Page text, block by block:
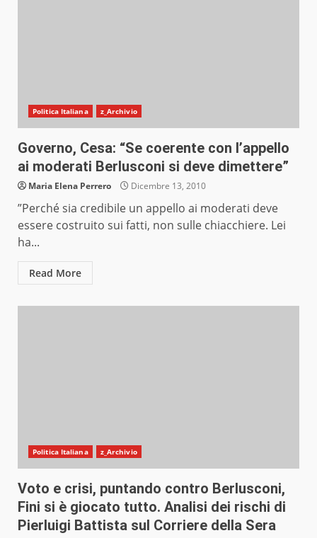
Politica Italiana z_Archivio
Governo, Cesa: “Se coerente con l’appello
ai moderati Berlusconi si deve dimettere”
Maria Elena Perrero Dicembre 13, 2010
”Perché sia credibile un appello ai moderati deve
essere costruito sui fatti, non sulle chiacchiere. Lei
ha...
Read More
Politica Italiana z_Archivio
Voto e crisi, puntando contro Berlusconi,
Fini si è giocato tutto. Analisi dei rischi di
Pierluigi Battista sul Corriere della Sera